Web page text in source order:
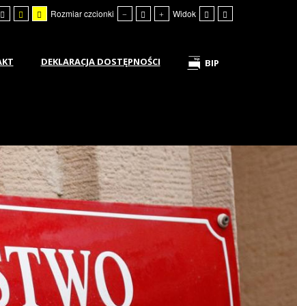
Rozmiar czcionki Widok
DEKLARACJA DOSTĘPNOŚCI BIP